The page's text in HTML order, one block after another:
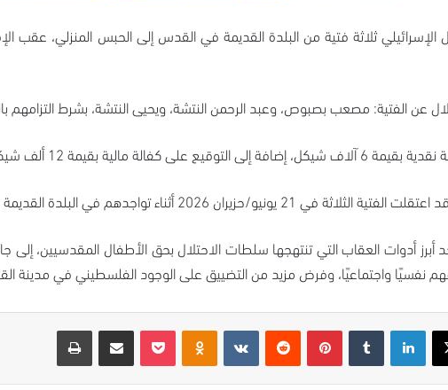
ثلاثة فتية من البلدة القديمة في القدس إلى الحبس المنزلي، عقب
عن الفتية: مصعب بصبوص، وعبد الرحمن النتشة، ويحيى النتشة، بشرط التزامهم
على كفالة مالية بقيمة 12 ألف شيكل.
حزيران 2026 أثناء تواجدهم في البلدة القديمة بمدينة القدس.
أبرز أدوات العقاب التي تنتهجها سلطات الاحتلال بحق الأطفال المقدسيين،
نفسيًا واجتماعيًا، وفرض مزيد من التضييق على الوجود الفلسطيني في مدينة
‫X لينكدإن بينتيريست Odnoklassniki
‫Pocket مشاركة عبر البريد طباعة